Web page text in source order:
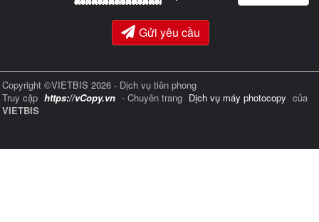
Gửi yêu cầu
Copyright ©VIETBIS 2026 - Dịch vụ tiên phong
Truy cập https://vCopy.vn - Chuyên trang Dịch vụ máy photocopy của
VIETBIS